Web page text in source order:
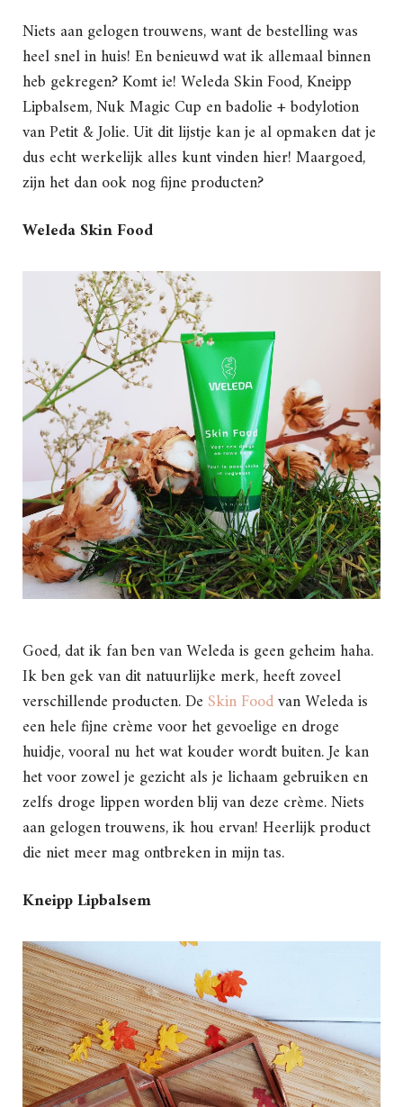
Niets aan gelogen trouwens, want de bestelling was
heel snel in huis! En benieuwd wat ik allemaal binnen
heb gekregen? Komt ie! Weleda Skin Food, Kneipp
Lipbalsem, Nuk Magic Cup en badolie + bodylotion
van Petit & Jolie. Uit dit lijstje kan je al opmaken dat je
dus echt werkelijk alles kunt vinden hier! Maargoed,
zijn het dan ook nog fijne producten?
Weleda Skin Food
Goed, dat ik fan ben van Weleda is geen geheim haha.
Ik ben gek van dit natuurlijke merk, heeft zoveel
verschillende producten. De Skin Foodvan Weleda is
een hele fijne crème voor het gevoelige en droge
huidje, vooral nu het wat kouder wordt buiten. Je kan
het voor zowel je gezicht als je lichaam gebruiken en
zelfs droge lippen worden blij van deze crème. Niets
aan gelogen trouwens, ik hou ervan! Heerlijk product
die niet meer mag ontbreken in mijn tas.
Kneipp Lipbalsem